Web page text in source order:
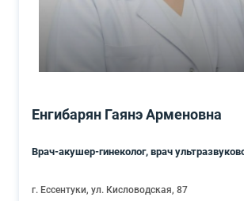
Енгибарян Гаянэ Арменовна
Врач-акушер-гинеколог, врач
г. Ессентуки, ул. Кисловодская, 87